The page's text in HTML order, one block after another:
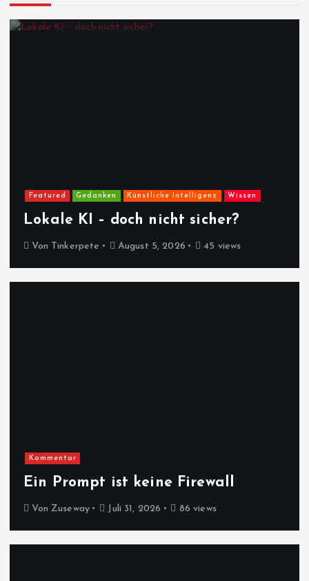
Featured Gedanken Künstliche Intelligenz Wissen
Lokale KI – doch nicht sicher?
Von Tinkerpete August 5, 2026 45 views
Kommentar
Ein Prompt ist keine Firewall
Von Zuseway Juli 31, 2026 86 views